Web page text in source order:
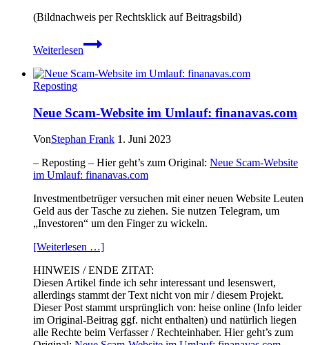
(Bildnachweis per Rechtsklick auf Beitragsbild)
Weiterlesen
Zero-
Day
Safari
Update:
Reposting
Neue Scam-Website im Umlauf: finanavas.com
VonStephan Frank 1. Juni 2023
– Reposting – Hier geht’s zum Original: Neue Scam-Website
im Umlauf: finanavas.com
Investmentbetrüger versuchen mit einer neuen Website Leuten
Geld aus der Tasche zu ziehen. Sie nutzen Telegram, um
„Investoren“ um den Finger zu wickeln.
[Weiterlesen …]
HINWEIS / ENDE ZITAT:
Diesen Artikel finde ich sehr interessant und lesenswert,
allerdings stammt der Text nicht von mir / diesem Projekt.
Dieser Post stammt ursprünglich von: heise online (Info leider
im Original-Beitrag ggf. nicht enthalten) und natürlich liegen
alle Rechte beim Verfasser / Rechteinhaber. Hier geht’s zum